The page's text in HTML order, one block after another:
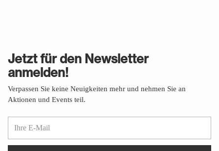
Jetzt für den Newsletter
anmelden!
Verpassen Sie keine Neuigkeiten mehr und nehmen Sie an
Aktionen und Events teil.